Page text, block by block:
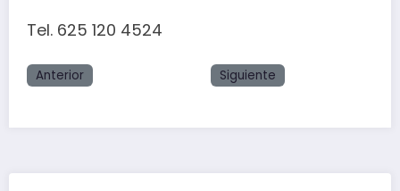
Tel. 625 120 4524
Anterior Siguiente